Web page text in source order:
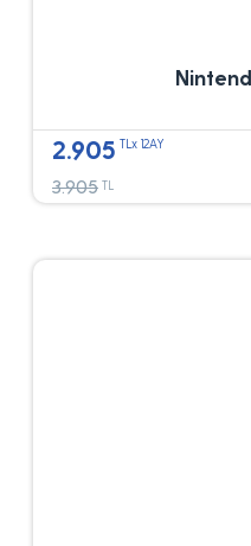
2.905 TLx 12AY
3.905 TL